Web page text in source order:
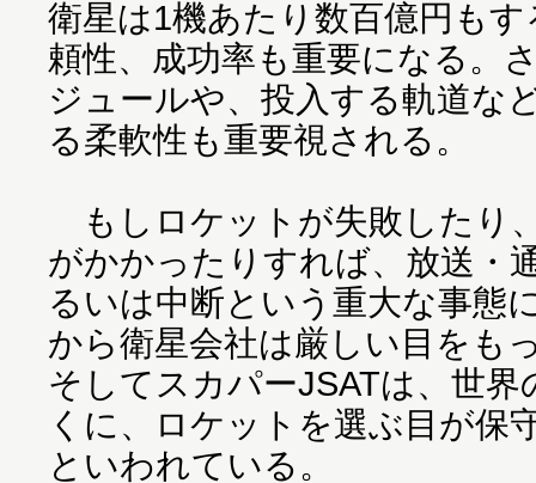
衛星は1機あたり数百億円も
頼性、成功率も重要になる。
ジュールや、投入する軌道な
る柔軟性も重要視される。
もしロケットが失敗したり
がかかったりすれば、放送・
るいは中断という重大な事態
から衛星会社は厳しい目をも
そしてスカパーJSATは、世
くに、ロケットを選ぶ目が保
といわれている。